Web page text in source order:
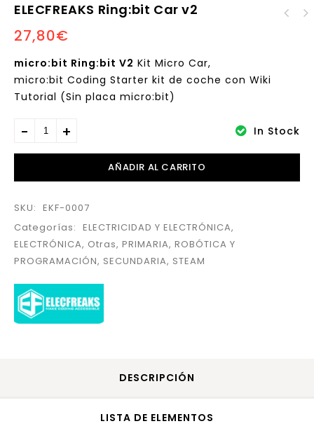
ELECFREAKS Ring:bit Car v2
27,80€
micro:bit Ring:bit V2 Kit Micro Car,
micro:bit Coding Starter kit de coche con Wiki
Tutorial (Sin placa micro:bit)
In Stock
AÑADIR AL CARRITO
SKU: EKF-0007
Categorías: ELECTRICIDAD Y ELECTRÓNICA,
ELECTRÓNICA, Otras, PRIMARIA, ROBÓTICA Y
PROGRAMACIÓN, SECUNDARIA, STEAM
DESCRIPCIÓN
LISTA DE ELEMENTOS